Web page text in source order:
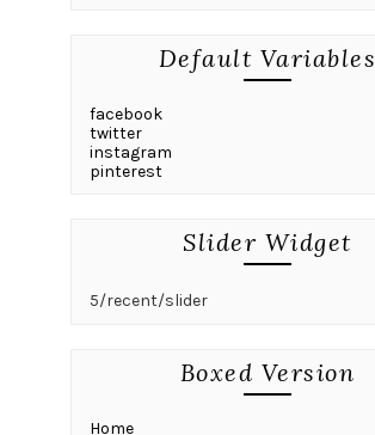
Default Variables
facebook
twitter
instagram
pinterest
Slider Widget
5/recent/slider
Boxed Version
Home